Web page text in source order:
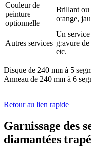
Couleur de
peinture
optionnelle
Brillant ou
orange,
Autres services
Un
gravure
etc.
Disque de 240 mm à 5
Anneau de 240 mm à 6
Retour au lien rapide
Garnissage des
diamantées